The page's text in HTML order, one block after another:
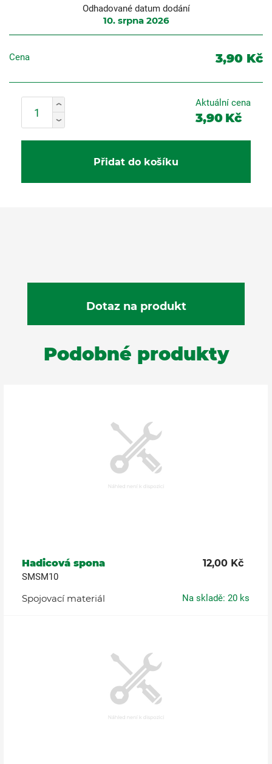
Odhadované datum dodání
10. srpna 2026
Cena 3,90 Kč
Aktuální cena
3,90 Kč
Přidat do košíku
Podobné produkty
Hadicová spona 12,00 Kč
SMSM10
Spojovací materiál Na skladě: 20 ks